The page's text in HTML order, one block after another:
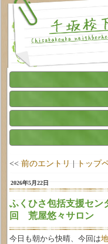
<< 前のエントリ | トップ
2026年5月22日
ふくひさ包括支援セン
回 荒屋悠々サロン
今日も朝から快晴、今回は